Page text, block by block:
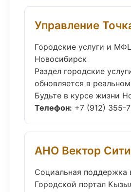
Управление
Городские услуги и
Новосибирск
Раздел городские
обновляется в
Будьте в курсе жизни
Телефон: +7 (912) 355-
АНО Вектор Сити
Социальная поддержка
Городской портал